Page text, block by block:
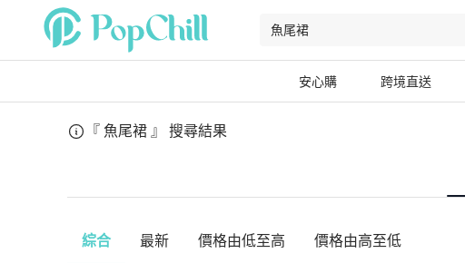
安心購 跨境直送
『 魚尾裙 』 搜尋結果
綜合 最新 價格由低至高 價格由高至低